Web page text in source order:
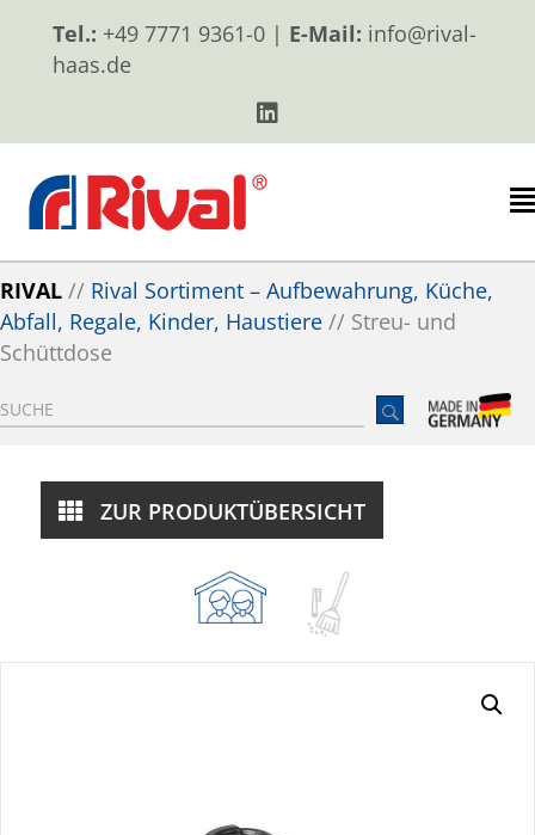
Tel.: +49 7771 9361-0 | E-Mail: info@rival-
haas.de
RIVAL // Rival Sortiment – Aufbewahrung, Küche,
Abfall, Regale, Kinder, Haustiere // Streu- und
Schüttdose
ZUR PRODUKTÜBERSICHT